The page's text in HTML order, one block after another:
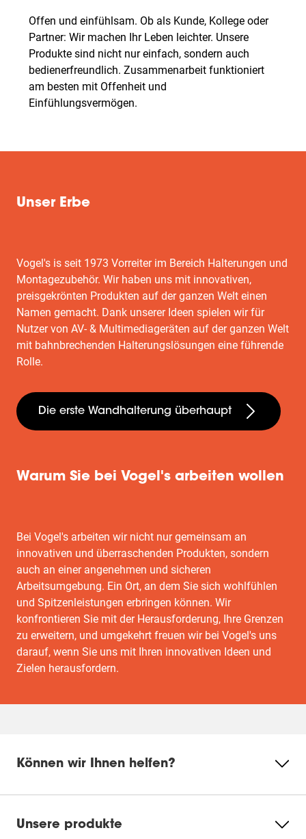
Offen und einfühlsam. Ob als Kunde, Kollege oder
Partner: Wir machen Ihr Leben leichter. Unsere
Produkte sind nicht nur einfach, sondern auch
bedienerfreundlich. Zusammenarbeit funktioniert
am besten mit Offenheit und
Einfühlungsvermögen.
Unser Erbe
Vogel's is seit 1973 Vorreiter im Bereich Halterungen und
Montagezubehör. Wir haben uns mit innovativen,
preisgekrönten Produkten auf der ganzen Welt einen
Namen gemacht. Dank unserer Ideen spielen wir für
Nutzer von AV- & Multimediageräten auf der ganzen Welt
mit bahnbrechenden Halterungslösungen eine führende
Rolle.
Die erste Wandhalterung überhaupt
Warum Sie bei Vogel's arbeiten wollen
Bei Vogel's arbeiten wir nicht nur gemeinsam an
innovativen und überraschenden Produkten, sondern
auch an einer angenehmen und sicheren
Arbeitsumgebung. Ein Ort, an dem Sie sich wohlfühlen
und Spitzenleistungen erbringen können. Wir
konfrontieren Sie mit der Herausforderung, Ihre Grenzen
zu erweitern, und umgekehrt freuen wir bei Vogel's uns
darauf, wenn Sie uns mit Ihren innovativen Ideen und
Zielen herausfordern.
Können wir Ihnen helfen?
Unsere produkte